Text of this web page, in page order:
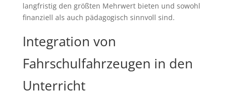
langfristig den größten Mehrwert bieten und sowohl
finanziell als auch pädagogisch sinnvoll sind.
Integration von
Fahrschulfahrzeugen in den
Unterricht